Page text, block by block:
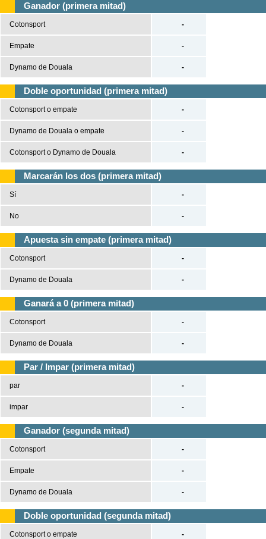
Ganador (primera mitad)
Cotonsport
Empate
Dynamo de Douala
-
-
-
Doble oportunidad (primera mitad)
Cotonsport o empate
Dynamo de Douala o empate
Cotonsport o Dynamo de Douala
-
-
-
Marcarán los dos (primera mitad)
Sí
No
-
-
Apuesta sin empate (primera mitad)
Cotonsport
Dynamo de Douala
-
-
Ganará a 0 (primera mitad)
Cotonsport
Dynamo de Douala
-
-
Par / Impar (primera mitad)
par
impar
-
-
Ganador (segunda mitad)
Cotonsport
Empate
Dynamo de Douala
-
-
-
Doble oportunidad (segunda mitad)
Cotonsport o empate -